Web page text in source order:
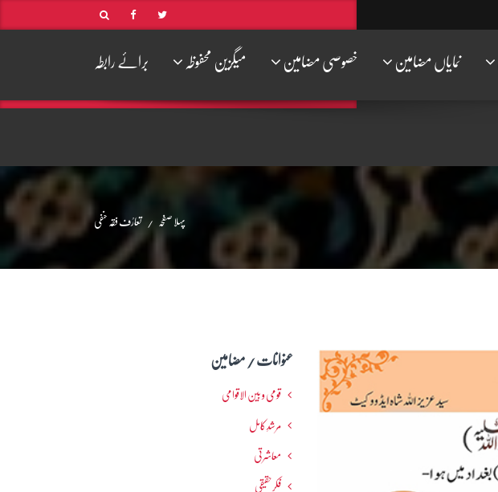
نمایاں مضامین خصوصی مضامین میگزین محفوظہ برائے رابطہ
پہلا صفحہ تعارُف فقہ حنفی
عنوانات / مضامین
قومی و بین الاقوامی
مرشدِ کامل
معاشرتی
فکرحقیقی